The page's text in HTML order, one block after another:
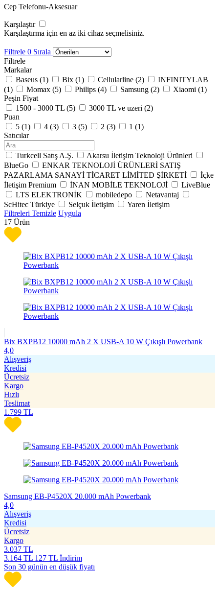
Cep Telefonu-Aksesuar
Karşılaştır
Karşılaştırma için en az iki cihaz seçmelisiniz.
Filtrele 0 Sırala
Filtrele
Markalar
Baseus (1) Bix (1) Cellularline (2)
INFINITYLAB
(1) Momax (5) Philips (4) Samsung (2) Xiaomi (1)
Peşin Fiyat
1500 - 3000 TL (5) 3000 TL ve uzeri (2)
Puan
5 (1) 4 (3) 3 (5) 2 (3) 1 (1)
Satıcılar
Turkcell Satış A.Ş.
Akarsu İletişim Teknoloji Ürünleri
BlueGo
ENKAR TEKNOLOJİ ÜRÜNLERİ SATIŞ
PAZARLAMA SANAYİ TİCARET LİMİTED ŞİRKETİ
İçke
İletişim Premium
İNAN MOBİLE TEKNOLOJİ
LiveBlue
LTS ELEKTRONİK
mobiledepo
Netavantaj
ScHitec Türkiye
Selçuk İletişim
Yaren İletişim
Filtreleri Temizle Uygula
17 Ürün
Bix BXPB12 10000 mAh 2 X USB-A 10 W Çıkışlı Powerbank
4,0
Alışveriş
Kredisi
Ücretsiz
Kargo
Hızlı
Teslimat
1.799 TL
Samsung EB-P4520X 20.000 mAh Powerbank
4,0
Alışveriş
Kredisi
Ücretsiz
Kargo
3.037 TL
3.164 TL 127 TL İndirim
Son 30 günün en düşük fiyatı